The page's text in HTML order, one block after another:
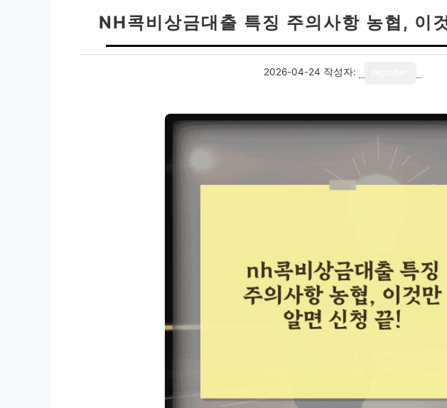
NH콕비상금대출 특징 주의사항 농협, 이
2026-04-24 작성자: